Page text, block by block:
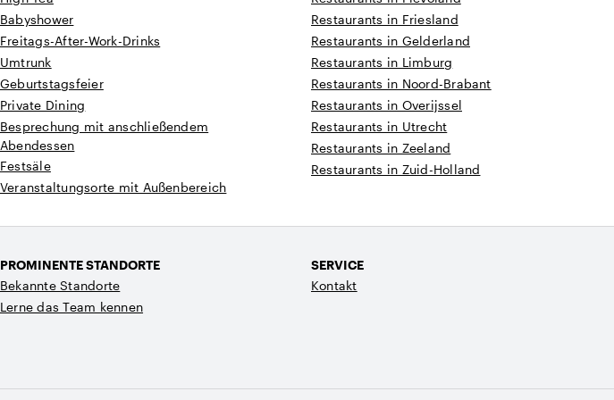
Babyshower
Freitags-After-Work-Drinks
Umtrunk
Geburtstagsfeier
Private Dining
Besprechung mit anschließendem
Abendessen
Festsäle
Veranstaltungsorte mit Außenbereich
Restaurants in Friesland
Restaurants in Gelderland
Restaurants in Limburg
Restaurants in Noord-Brabant
Restaurants in Overijssel
Restaurants in Utrecht
Restaurants in Zeeland
Restaurants in Zuid-Holland
PROMINENTE STANDORTE
Bekannte Standorte
Lerne das Team kennen
SERVICE
Kontakt